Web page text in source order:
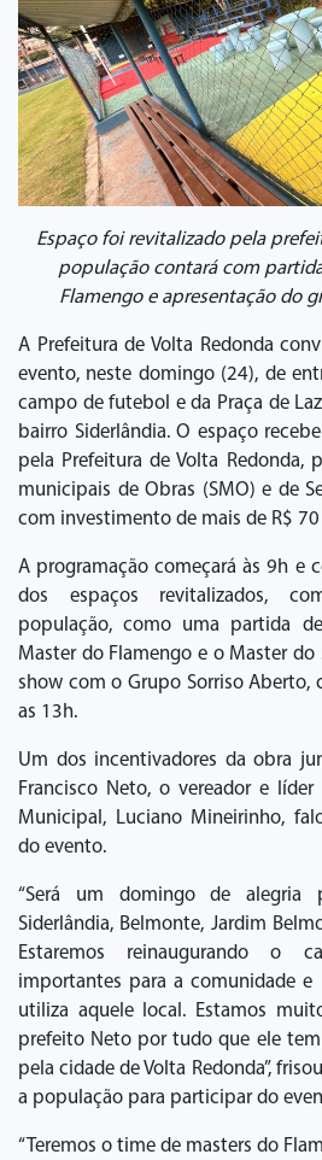
Espaço foi revitalizado pela
população contará com
Flamengo e apresentação do
A Prefeitura de Volta Redonda
evento, neste domingo (24), de
campo de futebol e da Praça de
bairro Siderlândia. O espaço
pela Prefeitura de Volta Redonda,
municipais de Obras (SMO) e de
com investimento de mais de R$
A programação começará às 9h e
dos espaços revitalizados,
população, como uma partida
Master do Flamengo e o Master do
show com o Grupo Sorriso Aberto,
as 13h.
Um dos incentivadores da obra
Francisco Neto, o vereador e
Municipal, Luciano Mineirinho,
do evento.
“Será um domingo de alegria
Siderlândia, Belmonte, Jardim
Estaremos reinaugurando o
importantes para a comunidade
utiliza aquele local. Estamos
prefeito Neto por tudo que ele
pela cidade de Volta Redonda”,
a população para participar do
“Teremos o time de masters do